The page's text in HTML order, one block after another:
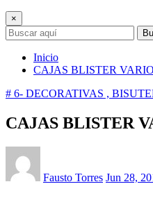
×
Inicio
CAJAS BLISTER
# 6- DECORATIVAS ,
CAJAS BLISTER
Fausto Torres Jun 28,